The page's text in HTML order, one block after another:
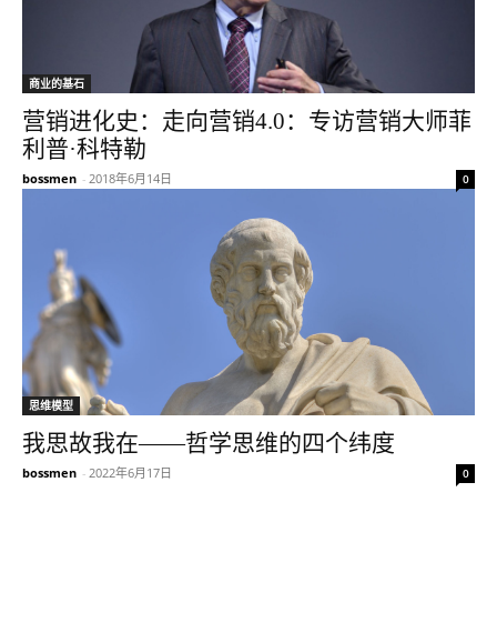
商业的基石
营销进化史：走向营销4.0：专访营销大师菲
利普·科特勒
bossmen - 2018年6月14日 0
思维模型
我思故我在——哲学思维的四个纬度
bossmen - 2022年6月17日 0